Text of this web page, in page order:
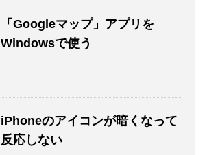
「Googleマップ」アプリを
Windowsで使う
iPhoneのアイコンが暗くなって
反応しない